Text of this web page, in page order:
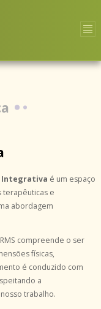
Integrativa é um espaço
terapêuticas e
abordagem
compreende o ser
físicas,
é conduzido com
a
trabalho.